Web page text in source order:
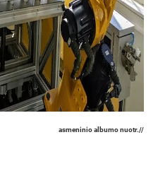
asmeninio albumo nuotr.//